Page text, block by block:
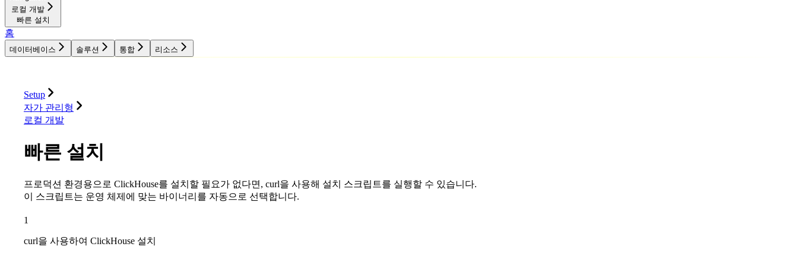
로컬 개발
빠른 설치
홈
데이터베이스 솔루션 통합 리소스
Setup
자가 관리형
로컬 개발
빠른 설치
프로덕션 환경용으로 ClickHouse를 설치할 필요가 없다면, curl을 사용해 설치 스크립트를 실행할 수 있습니다.
이 스크립트는 운영 체제에 맞는 바이너리를 자동으로 선택합니다.
1
curl을 사용하여 ClickHouse 설치